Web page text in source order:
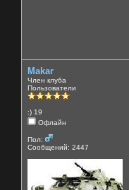
Makar
Член клуба
Пользователи
:) 19
Офлайн
Пол:
Сообщений: 2447